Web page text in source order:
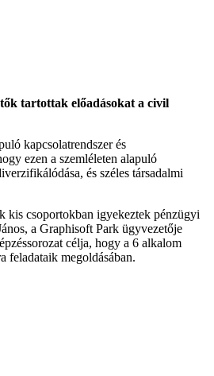
tartottak előadásokat a civil
kapcsolatrendszer és
ezen a szemléleten alapuló
és széles társadalmi
kis csoportokban igyekeztek pénzügyi
a Graphisoft Park ügyvezetője
célja, hogy a 6 alkalom
feladataik megoldásában.